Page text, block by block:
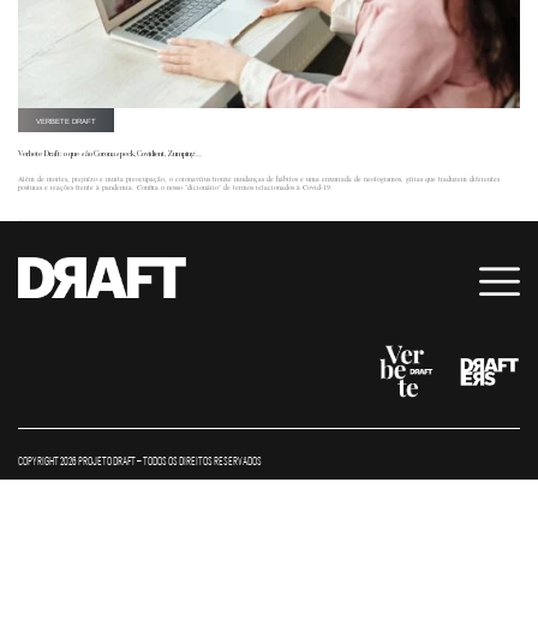
VERBETE DRAFT
Verbete Draft: o que são Coronaspeck, Covidient, Zumping…
Além de mortes, prejuízo e muita preocupação, o coronavírus trouxe mudanças de hábitos e uma enxurrada de neologismos, gírias que traduzem diferentes
posturas e reações frente à pandemia. Confira o nosso "dicionário" de termos relacionados à Covid-19.
COPYRIGHT 2026 PROJETO DRAFT – TODOS OS DIREITOS RESERVADOS